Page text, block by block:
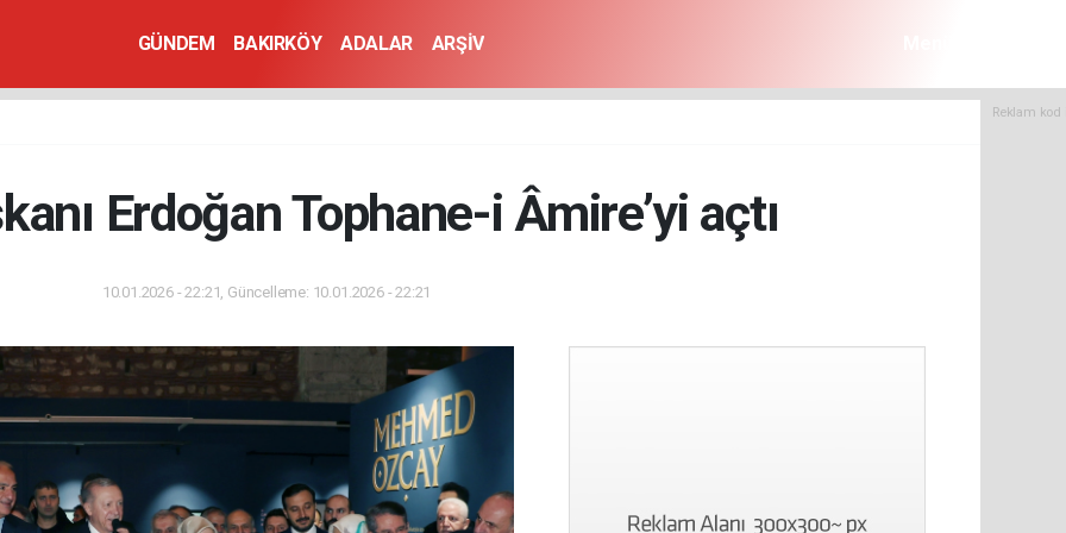
GÜNDEM BAKIRKÖY ADALAR ARŞİV
Reklam
Erdoğan Tophane-i Âmire’yi açtı
10.01.2026 - 22:21, Güncelleme: 10.01.2026 - 22:21